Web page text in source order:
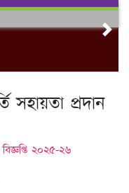
সহায়তা প্রদান
২০২৫-২৬